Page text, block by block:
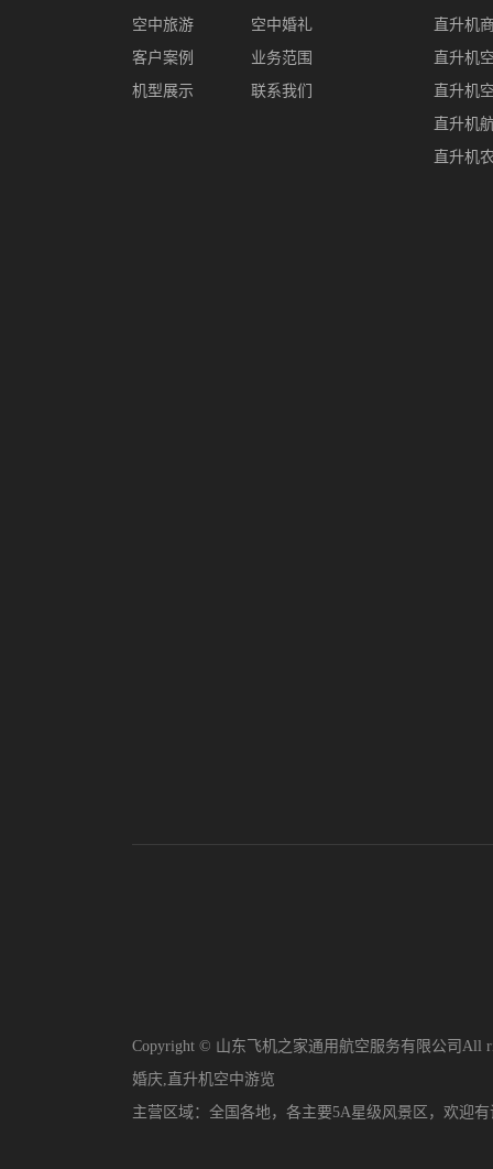
空中旅游
空中婚礼
客户案例
业务范围
机型展示
联系我们
直升机
直升机
直升机
直升机
直升机
Copyright © 山东飞机之家通用航空服务有限公司All
婚庆, 直升机空中游览
主营区域： 全国各地，各主要5A星级风景区，欢迎